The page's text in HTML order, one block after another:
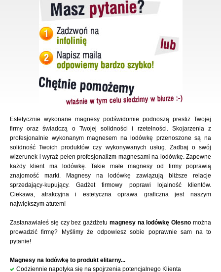
Estetycznie wykonane magnesy podświdomie podnoszą prestiż Twojej
firmy oraz świadczą o Twojej solidności i rzetelności. Skojarzenia z
profesjonalnie wykonanym magnesem na lodówkę przenoszone są na
solidność Twoich produktów czy wykonywanych usług. Zadbaj o swój
wizerunek i wyraź pełen profesjonalizm magnesami na lodówkę. Zapewne
każdy klient ma lodówkę. Takie małe magnesy od firmy poprawią
znajomość marki. Magnesy na lodówkę zawiązują bliższe relacje
sprzedający-kupujący. Gadżet firmowy poprawi lojalność klientów.
Ciekawa, atrakcyjna i estetyczna oprawa graficzna jest naszym
największym atutem!
Zastanawiałeś się czy bez gażdżetu magnesy na lodówkę Olesno można
prowadzić firmę? Myślimy że odpowiesz sobie poprawnie sam na to
pytanie!
Magnesy na lodówkę to produkt elitarny...
Codziennie napotyka się na spojrzenia potencjalnego Klienta